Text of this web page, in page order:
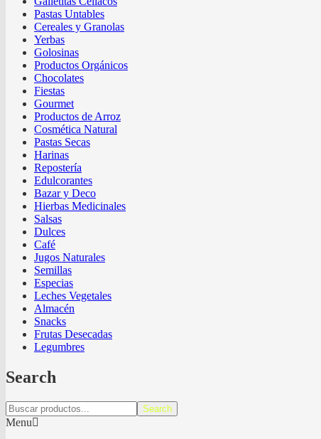
Pastas Untables
Cereales y Granolas
Yerbas
Golosinas
Productos Orgánicos
Chocolates
Fiestas
Gourmet
Productos de Arroz
Cosmética Natural
Pastas Secas
Harinas
Repostería
Edulcorantes
Bazar y Deco
Hierbas Medicinales
Salsas
Dulces
Café
Jugos Naturales
Semillas
Especias
Leches Vegetales
Almacén
Snacks
Frutas Desecadas
Legumbres
Search
Search
Menu